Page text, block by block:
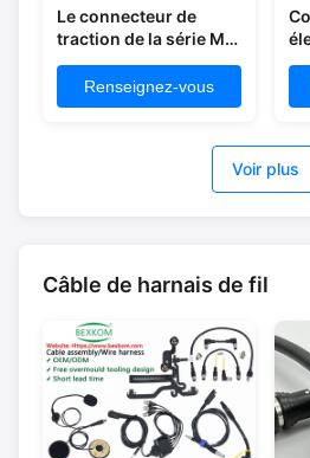
Le connecteur de
traction de la série M8
M9 M12 est certifié CE
RoHS.Renseignez-vous
Voir plus
Câble de harnais de fil